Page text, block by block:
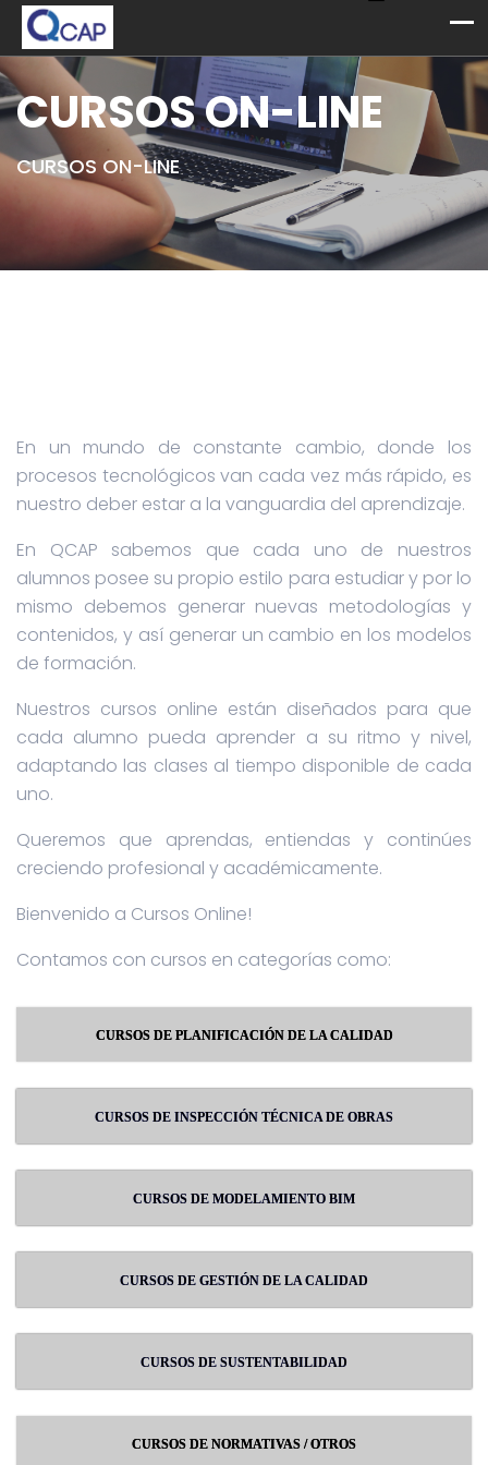
CURSOS ON-LINE
CURSOS ON-LINE
En un mundo de constante cambio, donde los
procesos tecnológicos van cada vez más rápido, es
nuestro deber estar a la vanguardia del aprendizaje.
En QCAP sabemos que cada uno de nuestros
alumnos posee su propio estilo para estudiar y por lo
mismo debemos generar nuevas metodologías y
contenidos, y así generar un cambio en los modelos
de formación.
Nuestros cursos online están diseñados para que
cada alumno pueda aprender a su ritmo y nivel,
adaptando las clases al tiempo disponible de cada
uno.
Queremos que aprendas, entiendas y continúes
creciendo profesional y académicamente.
Bienvenido a Cursos Online!
Contamos con cursos en categorías como:
CURSOS DE PLANIFICACIÓN DE LA CALIDAD
CURSOS DE INSPECCIÓN TÉCNICA DE OBRAS
CURSOS DE MODELAMIENTO BIM
CURSOS DE GESTIÓN DE LA CALIDAD
CURSOS DE SUSTENTABILIDAD
CURSOS DE NORMATIVAS / OTROS